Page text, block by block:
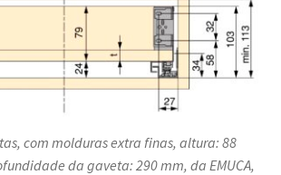
com molduras extra finas, altura: 88
da gaveta: 290 mm, da EMUCA,